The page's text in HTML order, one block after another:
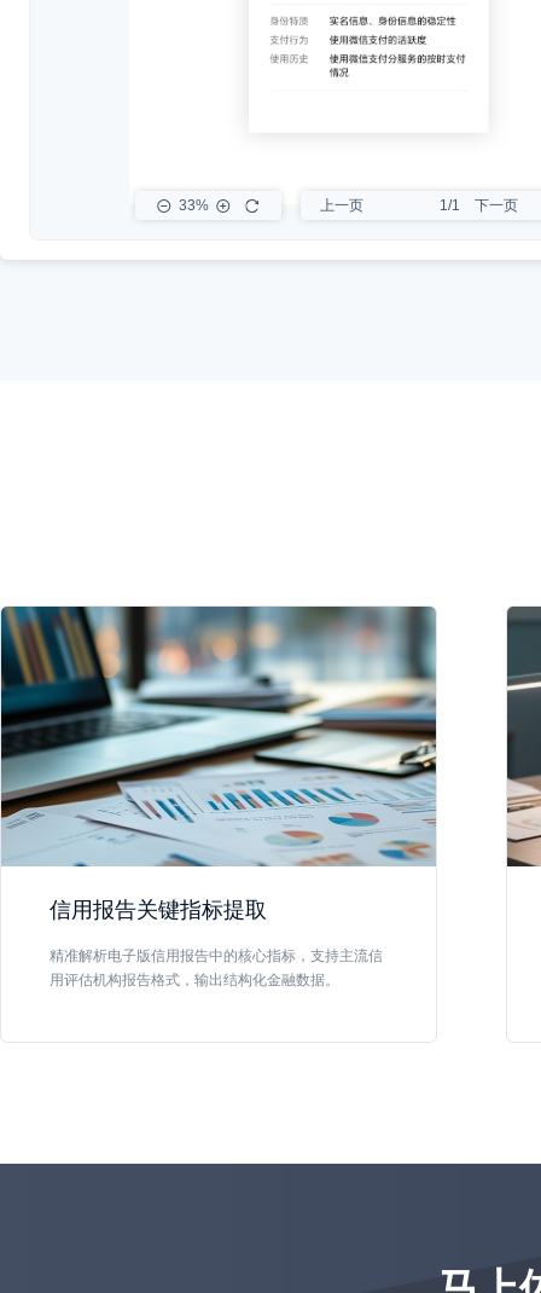
33% 上一页 1/1 下一页
信用报告关键指标提取
精准解析电子版信用报告中的核心指标，支持主流信
用评估机构报告格式，输出结构化金融数据。